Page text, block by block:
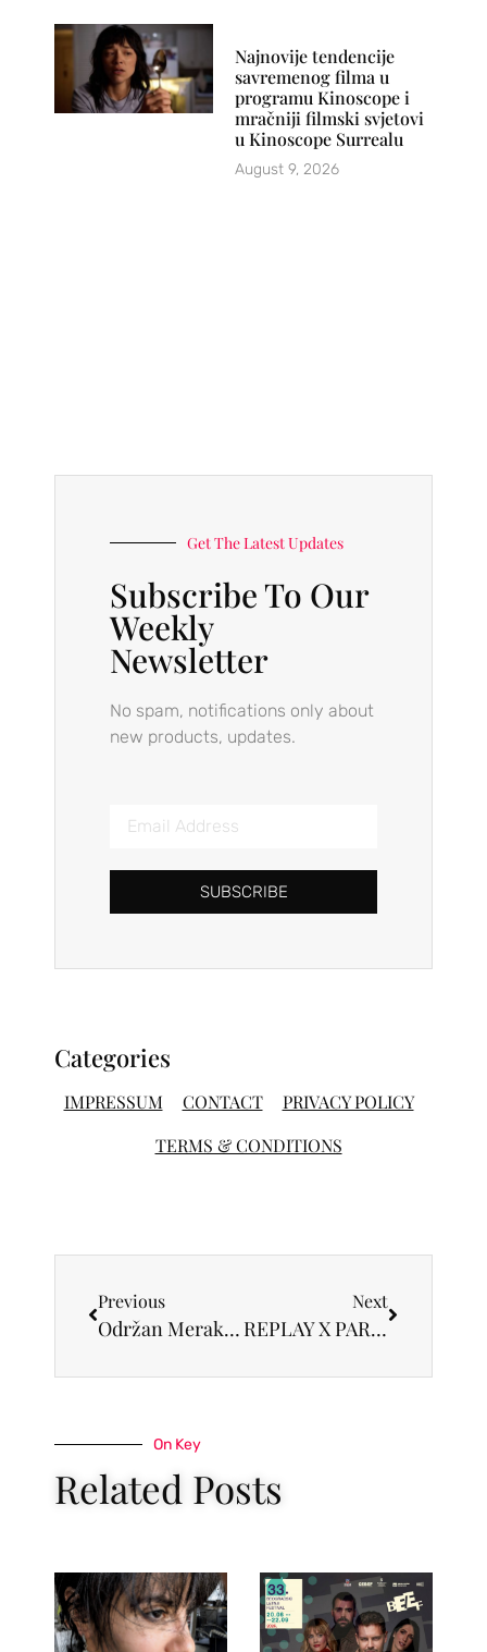
Najnovije tendencije
savremenog filma u
programu Kinoscope i
mračniji filmski svjetovi
u Kinoscope Surrealu
August 9, 2026
Get The Latest Updates
Subscribe To Our
Weekly
Newsletter
No spam, notifications only about
new products, updates.
SUBSCRIBE
Categories
IMPRESSUM CONTACT
PRIVACY POLICY
TERMS & CONDITIONS
Previous
Održan Meraki event
Next
REPLAY X PARIS SAINT – GERMAIN DENIM KOLEKCIJA
On Key
Related Posts